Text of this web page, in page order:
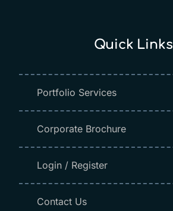
Quick Links
Portfolio Services
Corporate Brochure
Login / Register
Contact Us